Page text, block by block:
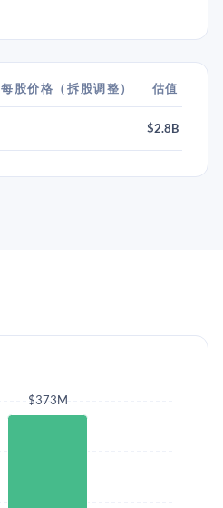
每股价格（拆股调整） 估值
$2.8B
$373M